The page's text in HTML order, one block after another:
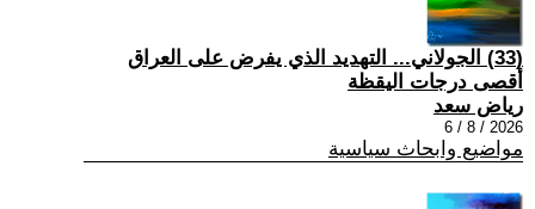
(33) الجولاني... التهديد الذي يفرض على العراق
أقصى درجات اليقظة
رياض سعد
2026 / 8 / 6
مواضيع وابحاث سياسية